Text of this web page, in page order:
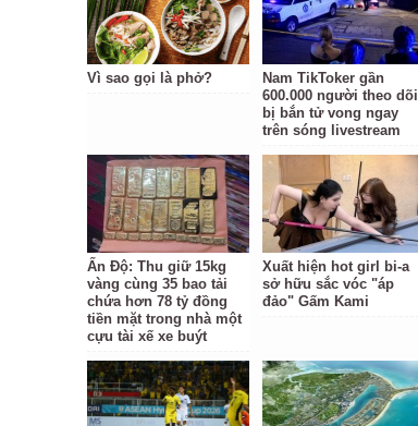
Vì sao gọi là phở?
Nam TikToker gần
600.000 người theo dõi
bị bắn tử vong ngay
trên sóng livestream
Ấn Độ: Thu giữ 15kg
vàng cùng 35 bao tải
chứa hơn 78 tỷ đồng
tiền mặt trong nhà một
cựu tài xế xe buýt
Xuất hiện hot girl bi-a
sở hữu sắc vóc "áp
đảo" Gấm Kami